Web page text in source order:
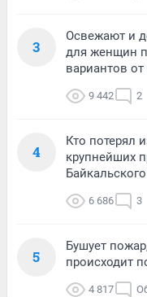
3
Освежают и
для женщин
вариантов от
9 442 2
4
Кто потерял
крупнейших
6 686 3
5
Бушует
происходит
4 817